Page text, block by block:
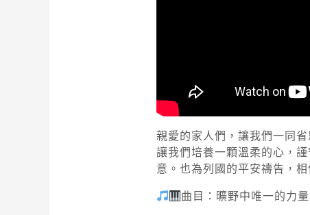
親愛的家人們，讓我們一同
讓我們培養一顆溫柔的心，
意。也為列國的平安禱告，
曲目：曠野中唯一的力量